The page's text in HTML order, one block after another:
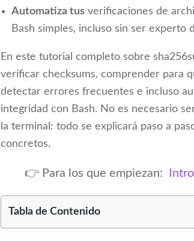
Automatiza tus verificaciones de
Bash simples, incluso sin ser experto
En este tutorial completo sobre
verificar checksums, comprender para
detectar errores frecuentes e incluso
integridad con Bash. No es necesario
la terminal: todo se explicará paso a
concretos.
👉 Para los que empiezan:
Tabla de Contenido